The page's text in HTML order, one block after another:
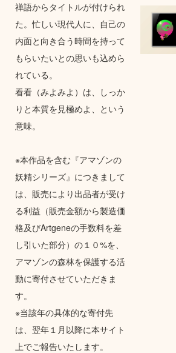
禅語からタイトルが付けられ
た。忙しい現代人に、自己の
内面と向き合う時間を持って
もらいたいとの思いも込めら
れている。
看看（みよみよ）は、しっか
りと本質を見極めよ、という
意味。
※本作品を含む『アマゾンの
妖精シリーズ』につきまして
は、販売により出品者が受け
る利益（販売金額から製造価
格及びArtgeneの手数料を差
し引いた部分）の１０%を、
アマゾンの森林を保護する活
動に寄付させていただきま
す。
※当該年の具体的な寄付先
は、翌年１月以降に本サイト
上でご報告いたします。